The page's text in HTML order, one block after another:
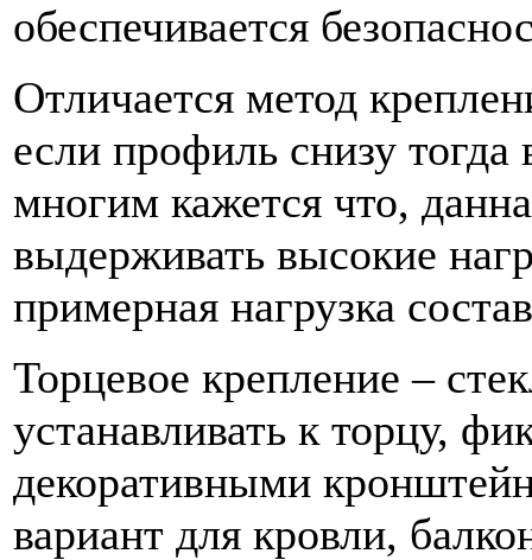
обеспечивается
Отличается метод
если профиль снизу тогда
многим кажется что,
выдерживать высокие
примерная нагрузка
Торцевое крепление –
устанавливать к торцу,
декоративными
вариант для кровли,